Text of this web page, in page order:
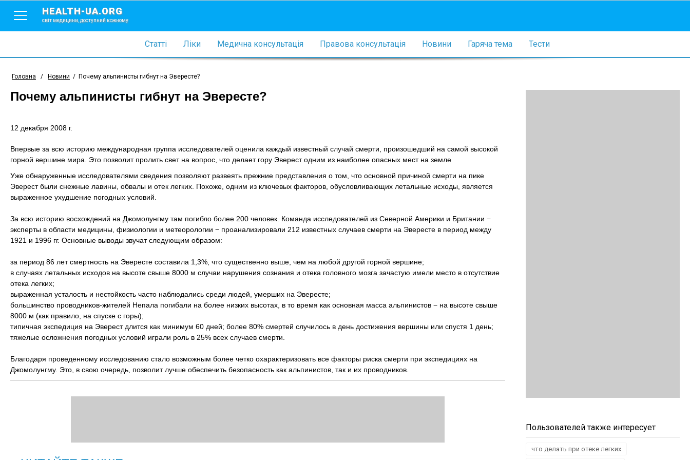
HEALTH-UA.ORG
світ медицини, доступний кожному
Статті Ліки Медична консультація Правова консультація Новини Гаряча тема Тести
Головна / Новини / Почему альпинисты гибнут на Эвересте?
Почему альпинисты гибнут на Эвересте?
12 декабря 2008 г.
Впервые за всю историю международная группа исследователей оценила каждый известный случай смерти, произошедший на самой высокой
горной вершине мира. Это позволит пролить свет на вопрос, что делает гору Эверест одним из наиболее опасных мест на земле
Уже обнаруженные исследователями сведения позволяют развеять прежние представления о том, что основной причиной смерти на пике
Эверест были снежные лавины, обвалы и отек легких. Похоже, одним из ключевых факторов, обусловливающих летальные исходы, является
выраженное ухудшение погодных условий.
За всю историю восхождений на Джомолунгму там погибло более 200 человек. Команда исследователей из Северной Америки и Британии −
эксперты в области медицины, физиологии и метеорологии − проанализировали 212 известных случаев смерти на Эвересте в период между
1921 и 1996 гг. Основные выводы звучат следующим образом:
за период 86 лет смертность на Эвересте составила 1,3%, что существенно выше, чем на любой другой горной вершине;
в случаях летальных исходов на высоте свыше 8000 м случаи нарушения сознания и отека головного мозга зачастую имели место в отсутствие
отека легких;
выраженная усталость и нестойкость часто наблюдались среди людей, умерших на Эвересте;
большинство проводников-жителей Непала погибали на более низких высотах, в то время как основная масса альпинистов − на высоте свыше
8000 м (как правило, на спуске с горы);
типичная экспедиция на Эверест длится как минимум 60 дней; более 80% смертей случилось в день достижения вершины или спустя 1 день;
тяжелые осложнения погодных условий играли роль в 25% всех случаев смерти.
Благодаря проведенному исследованию стало возможным более четко охарактеризовать все факторы риска смерти при экспедициях на
Джомолунгму. Это, в свою очередь, позволит лучше обеспечить безопасность как альпинистов, так и их проводников.
Пользователей также интересует
что делать при отеке легких